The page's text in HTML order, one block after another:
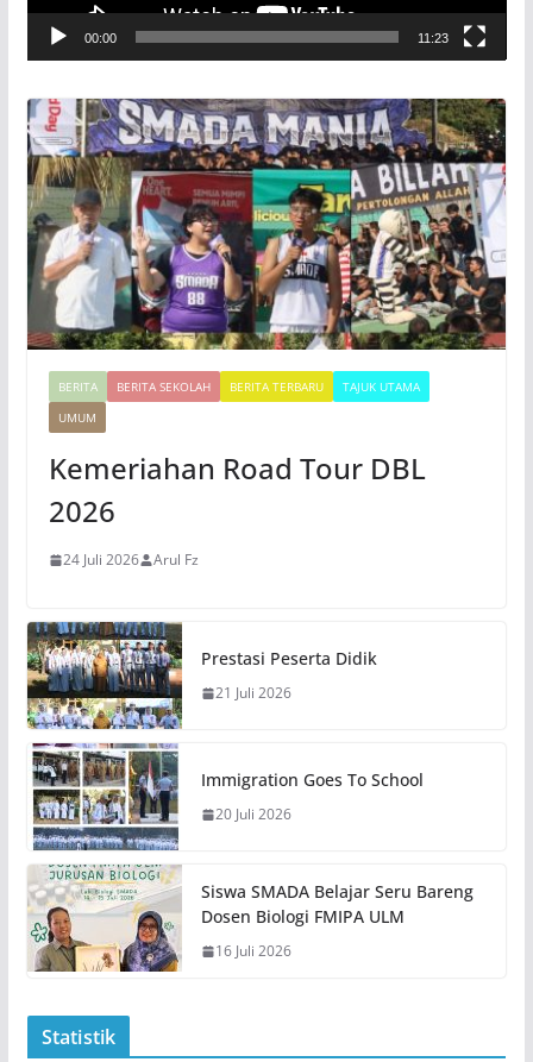
V
e
o
00:00 11:23
BERITA BERITA SEKOLAH BERITA TERBARU
TAJUK UTAMA
UMUM
Kemeriahan Road Tour DBL
2026
24 Juli 2026 Arul Fz
Prestasi Peserta Didik
21 Juli 2026
Immigration Goes To School
20 Juli 2026
Siswa SMADA Belajar Seru Bareng
Dosen Biologi FMIPA ULM
16 Juli 2026
Statistik